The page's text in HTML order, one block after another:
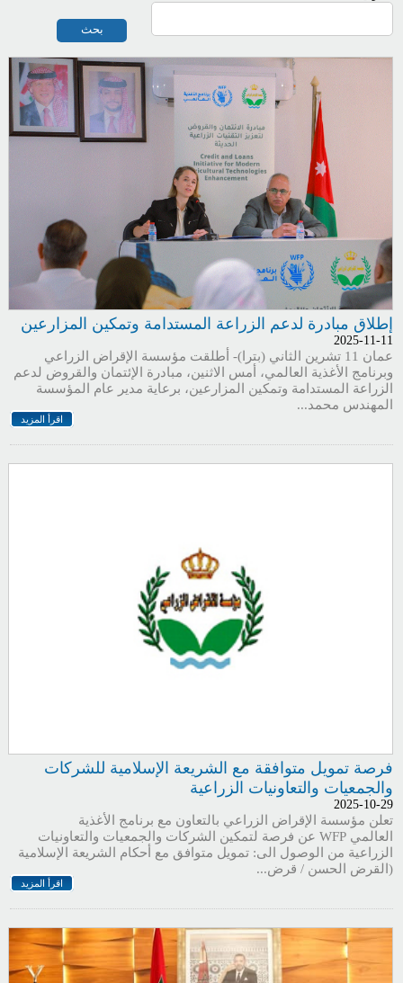
إطلاق مبادرة لدعم الزراعة المستدامة وتمكين المزارعين
2025-11-11
عمان 11 تشرين الثاني (بترا)- أطلقت مؤسسة الإقراض الزراعي
وبرنامج الأغذية العالمي، أمس الاثنين، مبادرة الإئتمان والقروض لدعم
الزراعة المستدامة وتمكين المزارعين، برعاية مدير عام المؤسسة
المهندس محمد...
اقرأ المزيد
فرصة تمويل متوافقة مع الشريعة الإسلامية للشركات
والجمعيات والتعاونيات الزراعية
2025-10-29
تعلن مؤسسة الإقراض الزراعي بالتعاون مع برنامج الأغذية
العالمي WFP عن فرصة لتمكين الشركات والجمعيات والتعاونيات
الزراعية من الوصول الى: تمويل متوافق مع أحكام الشريعة الإسلامية
(القرض الحسن / قرض...
اقرأ المزيد